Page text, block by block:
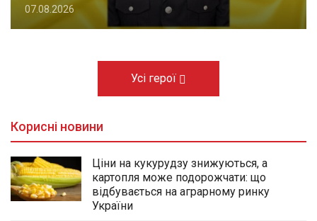
07.08.2026
Усі герої
Корисні новини
Ціни на кукурудзу знижуються, а
картопля може подорожчати: що
відбувається на аграрному ринку
України